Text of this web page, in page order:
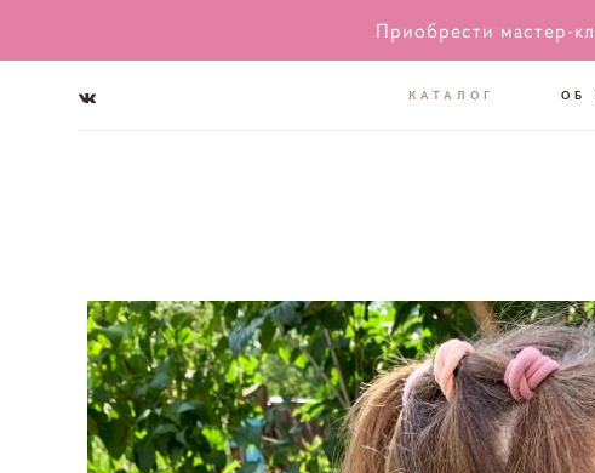
Приобрести мастер-
КАТАЛОГ ОБ